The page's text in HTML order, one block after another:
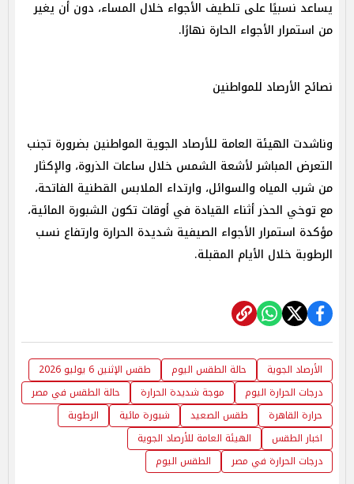
يساعد نسبيًا على تلطيف الأجواء خلال المساء، دون أن يغير
من استمرار الأجواء الحارة نهارًا.
نصائح الأرصاد للمواطنين
وناشدت الهيئة العامة للأرصاد الجوية المواطنين بضرورة تجنب
التعرض المباشر لأشعة الشمس خلال ساعات الذروة، والإكثار
من شرب المياه والسوائل، وارتداء الملابس القطنية الفاتحة،
مع توخي الحذر أثناء القيادة في أوقات تكون الشبورة المائية،
مؤكدة استمرار الأجواء الصيفية شديدة الحرارة وارتفاع نسب
الرطوبة خلال الأيام المقبلة.
الأرصاد الجوية حالة الطقس اليوم
طقس الإثنين 6 يوليو 2026
درجات الحرارة اليوم
موجة شديدة الحرارة
حالة الطقس في مصر
حرارة القاهرة
طقس الصعيد شبورة مائية
الرطوبة
اخبار الطقس
الهيئة العامة للأرصاد الجوية
درجات الحرارة في مصر
الطقس اليوم